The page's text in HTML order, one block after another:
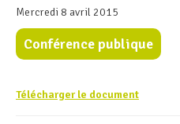
Mercredi 8 avril 2015
Conférence publique
Télécharger le document